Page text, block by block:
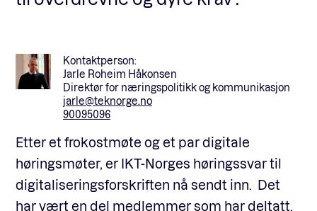
Kontaktperson:
Jarle Roheim Håkonsen
Direktør for næringspolitikk og kommunikasjon
jarle@teknorge.no
90095096
Etter et frokostmøte og et par digitale
høringsmøter, er IKT-Norges høringssvar til
digitaliseringsforskriften nå sendt inn. Det
har vært en del medlemmer som har deltatt,